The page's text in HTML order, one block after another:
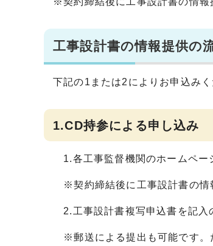
工事設計書の情報提供の
下記の1または2によりお申込みく
1.CD持参による申し込み
1.各工事監督機関のホームペー
※契約締結後に工事設計書の情
2.工事設計書複写申込書を記入
※郵送による提出も可能です。